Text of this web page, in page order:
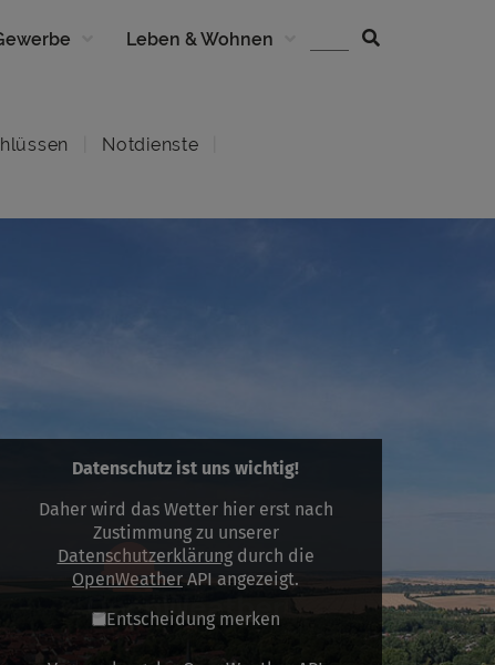
Leben & Wohnen
Notdienste
Datenschutz ist uns wichtig!
Daher wird das Wetter hier erst nach
Zustimmung zu unserer
Datenschutzerklärungdurch die
OpenWeather API angezeigt.
Entscheidung merken